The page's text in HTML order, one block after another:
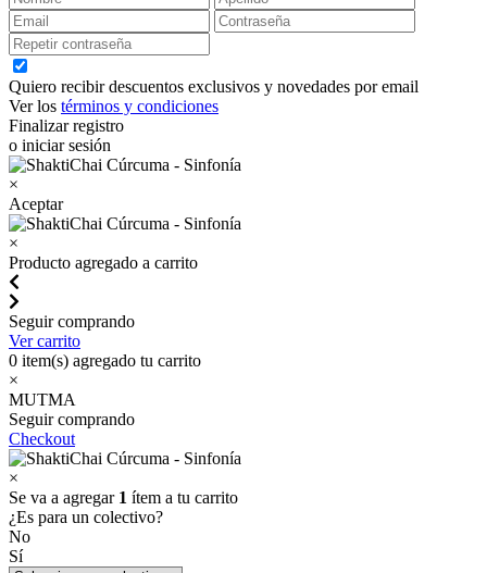
Quiero recibir descuentos exclusivos y novedades por email
Ver los términos y condiciones
Finalizar registro
o iniciar sesión
×
Aceptar
×
Producto agregado a carrito
Seguir comprando
Ver carrito
0 item(s) agregado tu carrito
×
MUTMA
Seguir comprando
Checkout
×
Se va a agregar 1 ítem a tu carrito
¿Es para un colectivo?
No
Sí